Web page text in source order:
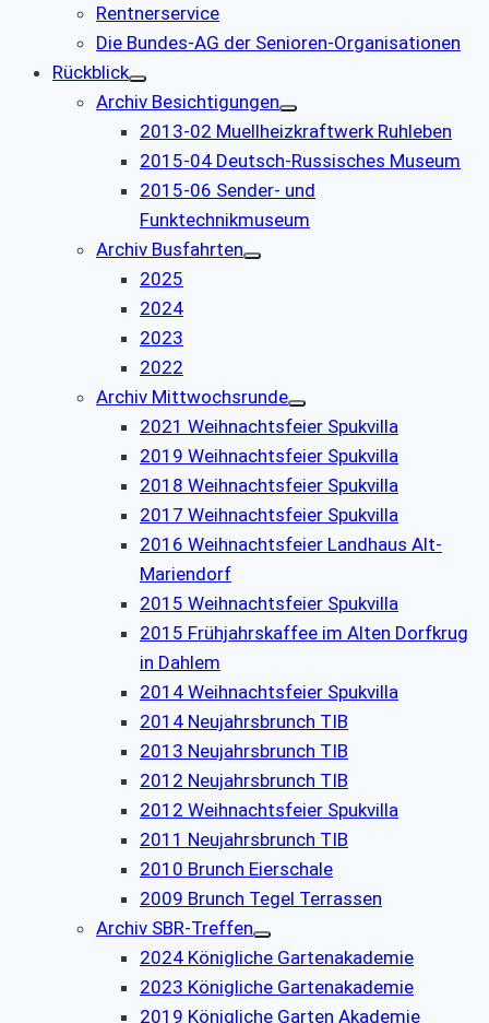
Rentnerservice
Die Bundes-AG der Senioren-Organisationen
Rückblick
Archiv Besichtigungen
2013-02 Muellheizkraftwerk Ruhleben
2015-04 Deutsch-Russisches Museum
2015-06 Sender- und
Funktechnikmuseum
Archiv Busfahrten
2025
2024
2023
2022
Archiv Mittwochsrunde
2021 Weihnachtsfeier Spukvilla
2019 Weihnachtsfeier Spukvilla
2018 Weihnachtsfeier Spukvilla
2017 Weihnachtsfeier Spukvilla
2016 Weihnachtsfeier Landhaus Alt-
Mariendorf
2015 Weihnachtsfeier Spukvilla
2015 Frühjahrskaffee im Alten Dorfkrug
in Dahlem
2014 Weihnachtsfeier Spukvilla
2014 Neujahrsbrunch TIB
2013 Neujahrsbrunch TIB
2012 Neujahrsbrunch TIB
2012 Weihnachtsfeier Spukvilla
2011 Neujahrsbrunch TIB
2010 Brunch Eierschale
2009 Brunch Tegel Terrassen
Archiv SBR-Treffen
2024 Königliche Gartenakademie
2023 Königliche Gartenakademie
2019 Königliche Garten Akademie